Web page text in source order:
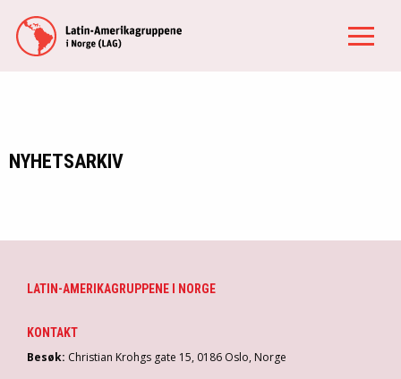
NYHETSARKIV
LATIN-AMERIKAGRUPPENE I NORGE
KONTAKT
Besøk: Christian Krohgs gate 15, 0186 Oslo, Norge